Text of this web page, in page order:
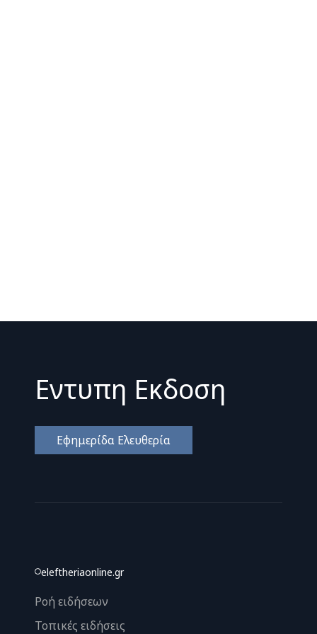
Εντυπη Εκδοση
Εφημερίδα Ελευθερία
eleftheriaonline.gr
Ροή ειδήσεων
Τοπικές ειδήσεις